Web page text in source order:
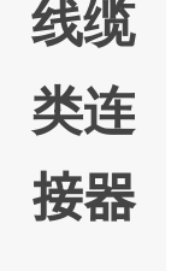
线缆
类连
接器